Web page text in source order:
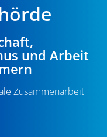
und Arbeit
Zusammenarbeit